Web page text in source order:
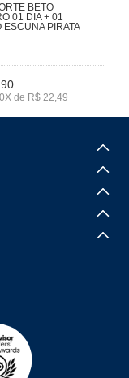
BETO
01 DIA + 01
ESCUNA PIRATA
de R$ 22,49